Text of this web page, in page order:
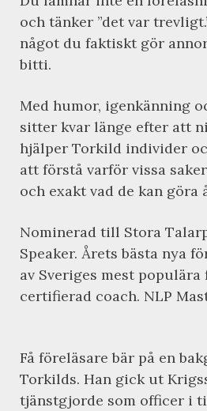
och tänker ”det var
något du faktiskt gör
bitti.
Med humor, igenkänning
sitter kvar länge efter att
hjälper Torkild individer
att förstå varför vissa
och exakt vad de kan göra
Nominerad till Stora
Speaker. Årets bästa nya
av Sveriges mest populära
certifierad coach. NLP
Få föreläsare bär på en
Torkilds. Han gick ut
tjänstgjorde som officer i